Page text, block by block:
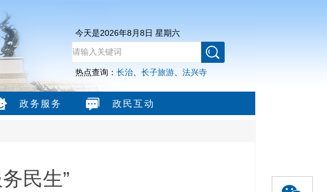
今天是2026年8月8日 星期六
热点查询： 长治 长子旅游 法兴寺
政务服务 政民互动
民生”